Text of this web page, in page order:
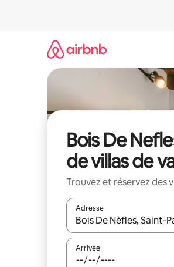
Bois De
de villas de
Trouvez et réservez des
Adresse
Lorsque les résultats
Arrivée